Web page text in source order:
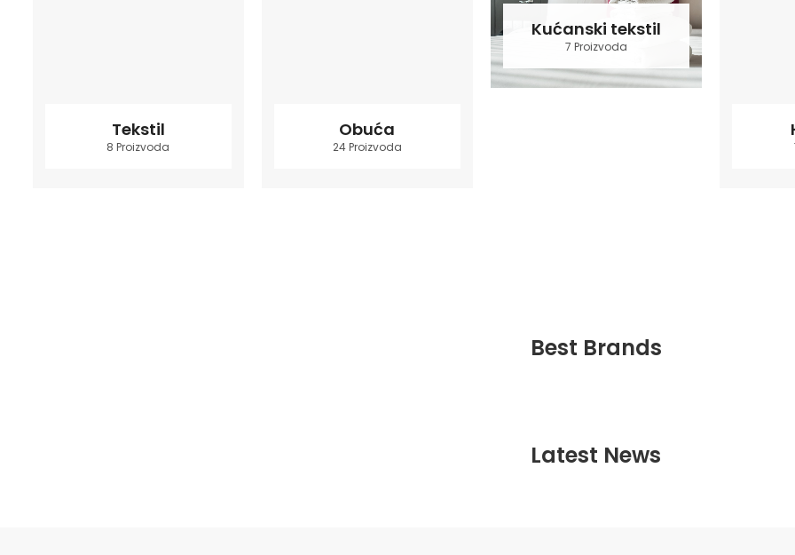
Tekstil
8 Proizvoda
Obuća
24 Proizvoda
Kućanski tekstil
7 Proizvoda
Best Brands
Latest News